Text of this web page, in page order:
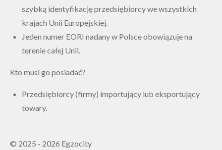
szybką identyfikację przedsiębiorcy we wszystkich
krajach Unii Europejskiej.
Jeden numer EORI nadany w Polsce obowiązuje na
terenie całej Unii.
Kto musi go posiadać?
Przedsiębiorcy (firmy) importujący lub eksportujący
towary.
© 2025 - 2026 Egzocity